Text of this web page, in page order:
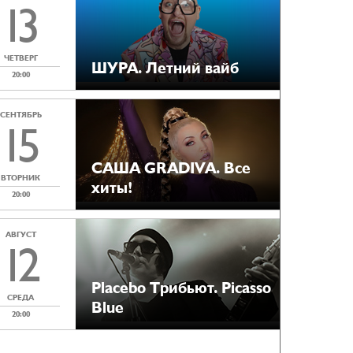
13
ЧЕТВЕРГ
20:00
ШУРА. Летний вайб
СЕНТЯБРЬ
15
ВТОРНИК
20:00
САША GRADIVA. Все
хиты!
АВГУСТ
12
СРЕДА
20:00
Placebo Tрибьют. Picasso
Blue